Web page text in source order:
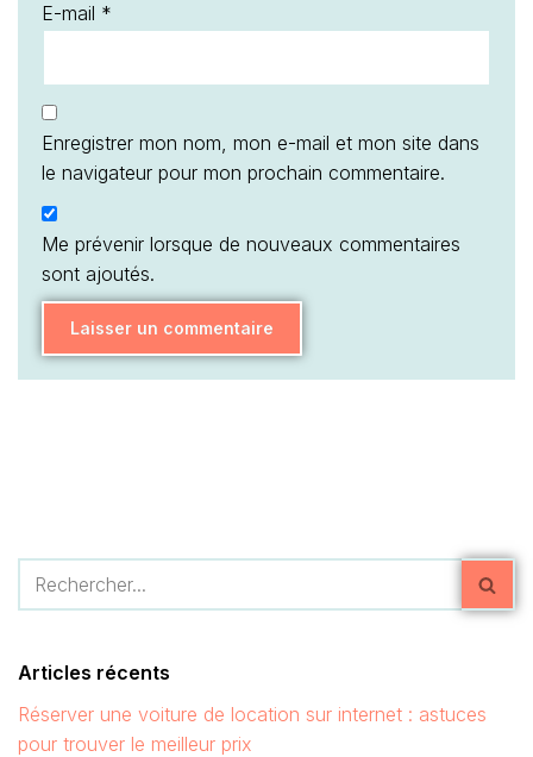
E-mail *
Enregistrer mon nom, mon e-mail et mon site dans
le navigateur pour mon prochain commentaire.
Me prévenir lorsque de nouveaux commentaires
sont ajoutés.
Articles récents
Réserver une voiture de location sur internet : astuces
pour trouver le meilleur prix